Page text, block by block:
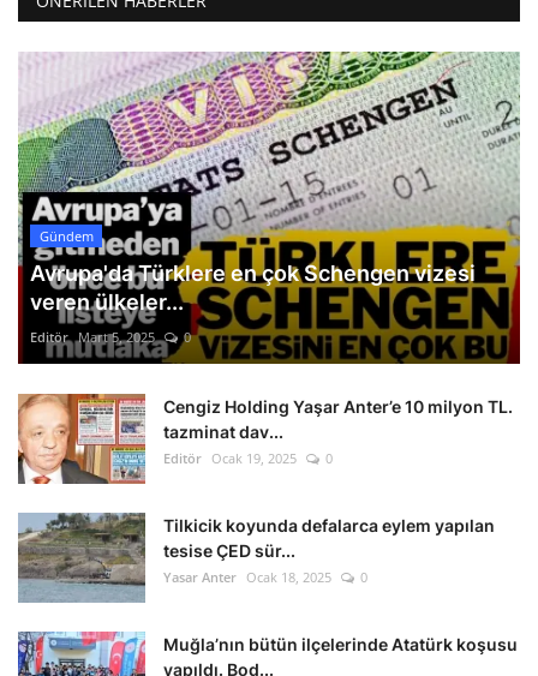
Gündem
Avrupa'da Türklere en çok Schengen vizesi
veren ülkeler...
Editör Mart 5, 2025 0
Cengiz Holding Yaşar Anter’e 10 milyon TL.
tazminat dav...
Editör Ocak 19, 2025 0
Tilkicik koyunda defalarca eylem yapılan
tesise ÇED sür...
Yasar Anter Ocak 18, 2025 0
Muğla’nın bütün ilçelerinde Atatürk koşusu
yapıldı. Bod...